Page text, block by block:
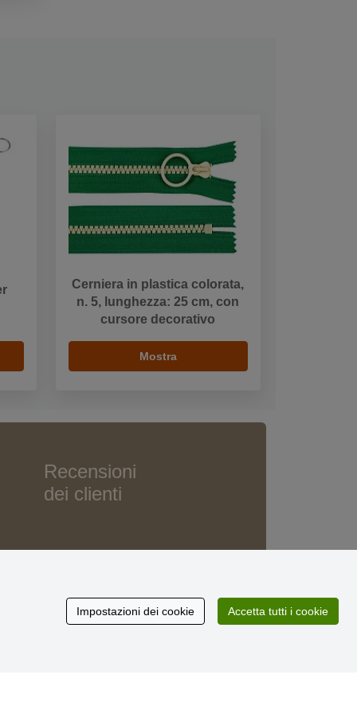
Cerniera in plastica colorata,
n. 5, lunghezza: 25 cm, con
cursore decorativo
Mostra
Recensioni
dei clienti
Impostazioni dei cookie Accetta tutti i cookie